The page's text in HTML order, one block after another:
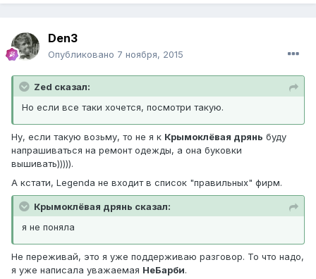
Den3
Опубликовано 7 ноября, 2015
Zed сказал:
Но если все таки хочется, посмотри такую.
Ну, если такую возьму, то не я к Крымоклёвая дрянь буду
напрашиваться на ремонт одежды, а она буковки
вышивать))))).
А кстати, Legenda не входит в список "правильных" фирм.
Крымоклёвая дрянь сказал:
я не поняла
Не переживай, это я уже поддерживаю разговор. То что надо,
я уже написала уважаемая НеБарби.